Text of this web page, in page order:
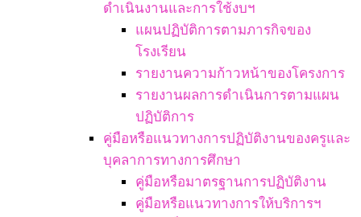
ดำเนินงานและการใช้งบฯ
แผนปฏิบัติการตามภารกิจของ
โรงเรียน
รายงานความก้าวหน้าของโครงการ
รายงานผลการดำเนินการตามแผน
ปฏิบัติการ
คู่มือหรือแนวทางการปฏิบัติงานของครูและ
บุคลาการทางการศึกษา
คู่มือหรือมาตรฐานการปฏิบัติงาน
คู่มือหรือแนวทางการให้บริการฯ